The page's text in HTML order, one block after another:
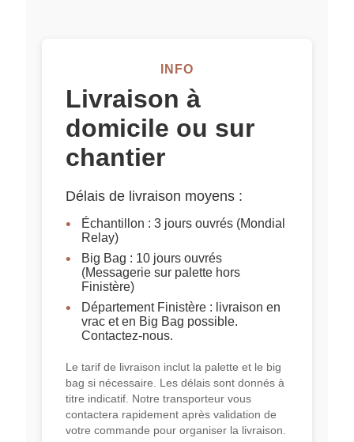
INFO
Livraison à
domicile ou sur
chantier
Délais de livraison moyens :
Échantillon : 3 jours ouvrés (Mondial
Relay)
Big Bag : 10 jours ouvrés
(Messagerie sur palette hors
Finistère)
Département Finistère : livraison en
vrac et en Big Bag possible.
Contactez-nous.
Le tarif de livraison inclut la palette et le big
bag si nécessaire. Les délais sont donnés à
titre indicatif. Notre transporteur vous
contactera rapidement après validation de
votre commande pour organiser la livraison.